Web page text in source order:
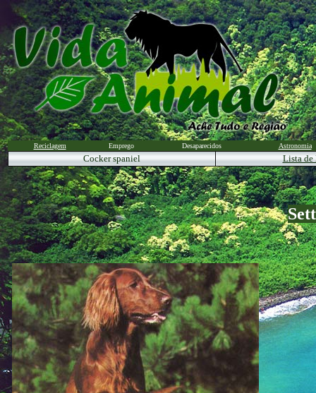
Reciclagem Emprego Desaparecidos Astronomia
Cocker spaniel Lista de